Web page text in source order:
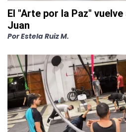
El "Arte por la Paz"
Juan
PorEstela Ruiz M.